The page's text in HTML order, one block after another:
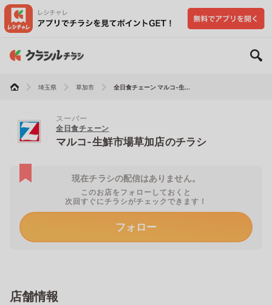
埼玉県 草加市 全日食チェーン マルコ-生...
スーパー
全日食チェーン
マルコ-生鮮市場草加店のチラシ
現在チラシの配信はありません。
このお店をフォローしておくと
次回すぐにチラシがチェックできます！
フォロー
店舗情報